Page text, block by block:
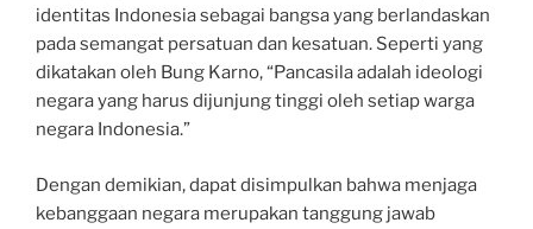
identitas Indonesia sebagai bangsa yang berlandaskan
pada semangat persatuan dan kesatuan. Seperti yang
dikatakan oleh Bung Karno, “Pancasila adalah ideologi
negara yang harus dijunjung tinggi oleh setiap warga
negara Indonesia.”
Dengan demikian, dapat disimpulkan bahwa menjaga
kebanggaan negara merupakan tanggung jawab